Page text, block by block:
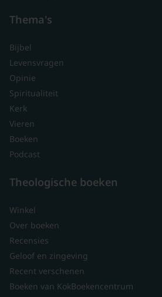
Thema's
Bijbel
Levensvragen
Opinie
Spiritualiteit
Kerk
Vieren
Boeken
Podcast
Theologische boeken
Winkel
Over boeken
Recensies
Geloof en zingeving
Recent verschenen
Boeken van KokBoekencentrum